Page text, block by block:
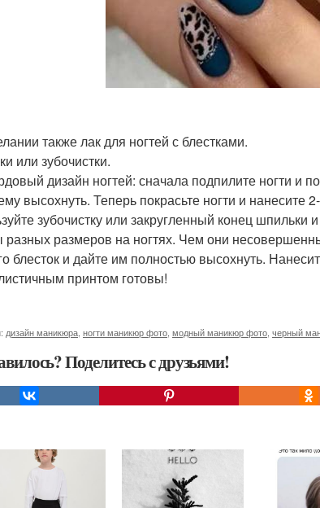
также лак для ногтей с блестками.
или зубочистки.
дизайн ногтей: сначала подпилите ногти и
высохнуть. Теперь покрасьте ногти и нанесите
зубочистку или закругленный конец
размеров на ногтях. Чем они
блесток и дайте им полностью высохнуть.
принтом готовы!
дизайн маникюра ногти маникюр фото модный маникюр фото черный
Поделитесь с друзьями!